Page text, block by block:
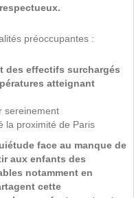
préoccupantes :
des effectifs surchargés
atteignant
sereinement
la proximité de Paris
face au manque de
aux enfants des
notamment en
cette